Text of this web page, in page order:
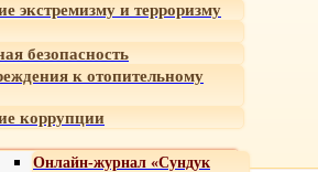
экстремизму и терроризму
безопасность
к отопительному
коррупции
Онлайн-журнал «Сундук